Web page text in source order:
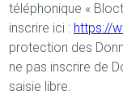
téléphonique «
inscrire ici : https://
protection des
ne pas inscrire de
saisie libre.